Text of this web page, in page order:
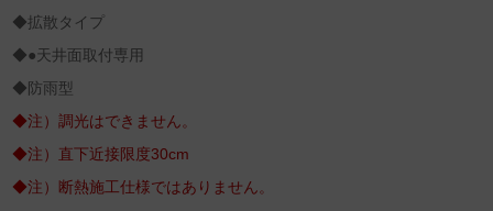
◆拡散タイプ
◆●天井面取付専用
◆防雨型
◆注）調光はできません。
◆注）直下近接限度30cm
◆注）断熱施工仕様ではありません。